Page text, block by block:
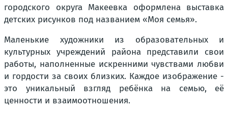
городского округа Макеевка оформлена выставка
детских рисунков под названием «Моя семья».
Маленькие художники из образовательных и
культурных учреждений района представили свои
работы, наполненные искренними чувствами любви
и гордости за своих близких. Каждое изображение -
это уникальный взгляд ребёнка на семью, её
ценности и взаимоотношения.